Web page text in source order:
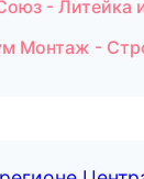
-
Монтаж -